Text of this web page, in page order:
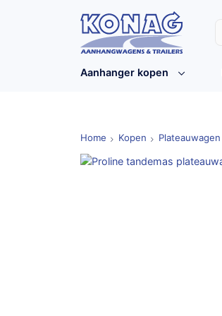
Aanhanger kopen
Home Kopen Plateauwagen